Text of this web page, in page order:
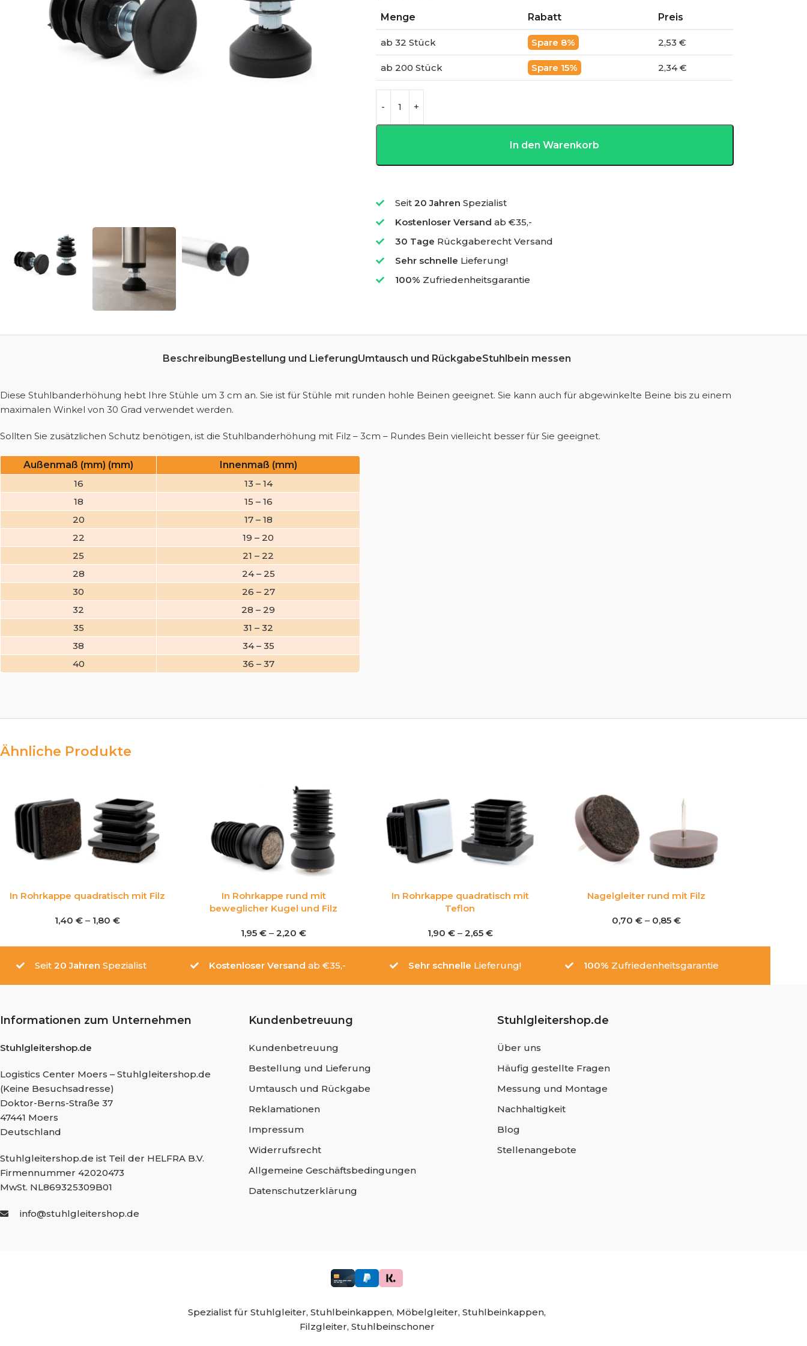
Menge
Rabatt Preis
ab 32 Stück 8% 2,53 €
ab 200 Stück 15% 2,34 €
In den Warenkorb
Seit20 Jahren Spezialist
Kostenloser Versand ab €35,-
30 Tage Rückgaberecht Versand
Sehr schnelle Lieferung!
100% Zufriedenheitsgarantie
BeschreibungBestellung und LieferungUmtausch und RückgabeStuhlbein messen
Diese Stuhlbanderhöhung hebt Ihre Stühle um 3 cm an. Sie ist für Stühle mit runden hohle Beinen geeignet. Sie kann auch für abgewinkelte Beine bis zu einem
maximalen Winkel von 30 Grad verwendet werden.
Sollten Sie zusätzlichen Schutz benötigen, ist die Stuhlbanderhöhung mit Filz – 3cm – Rundes Bein vielleicht besser für Sie geeignet.
Außenmaß (mm) (mm)
Innenmaß (mm)
16
13 – 14
18
15 – 16
20
17 – 18
22
19 – 20
25
21 – 22
28
24 – 25
30
26 – 27
32
28 – 29
35
31 – 32
38
34 – 35
40
36 – 37
Ähnliche Produkte
In Rohrkappe quadratisch mit Filz
1,40 € – 1,80 €
In Rohrkappe rund mit
beweglicher Kugel und Filz
1,95€ –2,20€
In Rohrkappe quadratisch mit
Teflon
1,90 € – 2,65 €
Nagelgleiter rund mit Filz
0,70€ – 0,85€
Seit 20 Jahren Spezialist Kostenloser Versand ab €35,- Sehr schnelle Lieferung! 100% Zufriedenheitsgarantie
Informationen zum Unternehmen
Stuhlgleitershop.de
Logistics Center Moers – Stuhlgleitershop.de
(Keine Besuchsadresse)
Doktor-Berns-Straße 37
47441 Moers
Deutschland
Stuhlgleitershop.de ist Teil der HELFRA B.V.
Firmennummer 42020473
MwSt. NL869325309B01
info@stuhlgleitershop.de
Kundenbetreuung
Kundenbetreuung
Bestellung und Lieferung
Umtausch und Rückgabe
Reklamationen
Impressum
Widerrufsrecht
Allgemeine Geschäftsbedingungen
Datenschutzerklärung
Stuhlgleitershop.de
Über uns
Häufig gestellte Fragen
Messung und Montage
Nachhaltigkeit
Blog
Stellenangebote
Spezialist für Stuhlgleiter, Stuhlbeinkappen, Möbelgleiter, Stuhlbeinkappen,
Filzgleiter, Stuhlbeinschoner